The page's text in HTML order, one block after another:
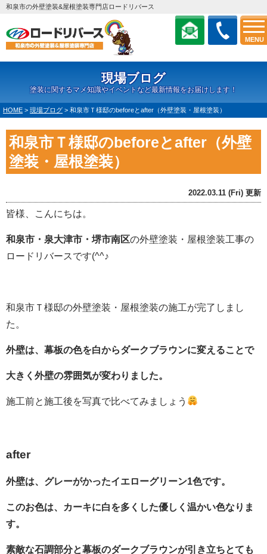
MENU
和泉市の外壁塗装&屋根塗装専門店ロードリバース
現場ブログ
塗装に関するマメ知識やイベントなど最新情報をお届けします！
HOME > 現場ブログ > 和泉市Ｔ様邸のbeforeとafter（外壁塗装・屋根塗装）
和泉市Ｔ様邸のbeforeとafter（外壁
塗装・屋根塗装）
2022.03.11 (Fri) 更新
皆様、こんにちは。
和泉市・泉大津市・堺市南区の外壁塗装・屋根塗装工事の
ロードリバースです(^^♪
和泉市Ｔ様邸の外壁塗装・屋根塗装の施工が完了しまし
た。
外壁は、幕板の色を白からダークブラウンに変えることで
大きく外壁の雰囲気が変わりました。
施工前と施工後を写真で比べてみましょう
after
外壁は、グレーがかったイエローグリーン1色です。
このお色は、カーキに白を多くした優しく温かい色なりま
す。
素敵な石調部分と幕板のダークブラウンが引き立ちとても